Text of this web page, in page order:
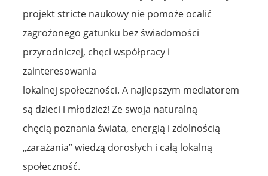
projekt stricte naukowy nie pomoże ocalić
zagrożonego gatunku bez świadomości
przyrodniczej, chęci współpracy i
zainteresowania
lokalnej społeczności. A najlepszym mediatorem
są dzieci i młodzież! Ze swoja naturalną
chęcią poznania świata, energią i zdolnością
„zarażania” wiedzą dorosłych i całą lokalną
społeczność.